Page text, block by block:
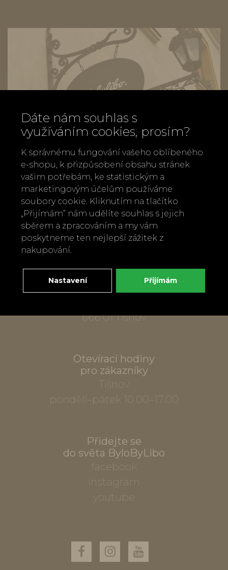
Zavolejte nám
+420 737 886 915
Napište nám
info@bylobylibo.cz
Setkejme se:
666 01 Tišnov
Otevírací hodiny
pro zákazníky
Tišnov
pondělí–pátek 10.00–17.00
Přidejte se
do světa ByloByLibo
facebook
instagram
youtube
Dáte nám souhlas s
využíváním cookies, prosím?
K správnému fungování vašeho oblíbeného
e-shopu, k přizpůsobení obsahu stránek
vašim potřebám, ke statistickým a
marketingovým účelům používáme
soubory cookie. Kliknutím na tlačítko
„Přijímám“ nám udělíte souhlas s jejich
sběrem a zpracováním a my vám
poskytneme ten nejlepší zážitek z
nakupování.
Nastavení Přijímám